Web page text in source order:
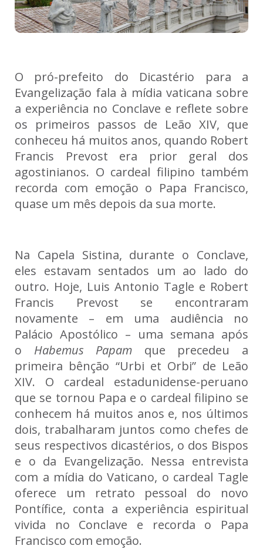
O pró-prefeito do Dicastério para a
Evangelização fala à mídia vaticana sobre
a experiência no Conclave e reflete sobre
os primeiros passos de Leão XIV, que
conheceu há muitos anos, quando Robert
Francis Prevost era prior geral dos
agostinianos. O cardeal filipino também
recorda com emoção o Papa Francisco,
quase um mês depois da sua morte.
Na Capela Sistina, durante o Conclave,
eles estavam sentados um ao lado do
outro. Hoje, Luis Antonio Tagle e Robert
Francis Prevost se encontraram
novamente – em uma audiência no
Palácio Apostólico – uma semana após
o Habemus Papam que precedeu a
primeira bênção “Urbi et Orbi” de Leão
XIV. O cardeal estadunidense-peruano
que se tornou Papa e o cardeal filipino se
conhecem há muitos anos e, nos últimos
dois, trabalharam juntos como chefes de
seus respectivos dicastérios, o dos Bispos
e o da Evangelização. Nessa entrevista
com a mídia do Vaticano, o cardeal Tagle
oferece um retrato pessoal do novo
Pontífice, conta a experiência espiritual
vivida no Conclave e recorda o Papa
Francisco com emoção.